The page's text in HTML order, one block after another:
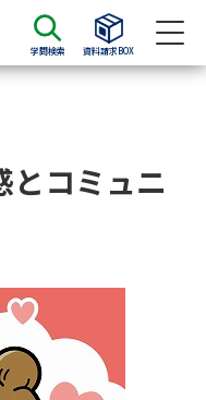
学問検索 資料請求BOX
入学共通テスト利用選抜の
項＆願書
とコミュニ